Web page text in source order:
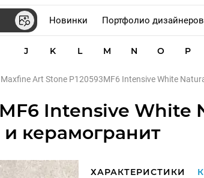
Новинки Портфолио дизайнеров
J K L M N O P
Art Stone P120593MF6 Intensive White
Intensive White
и керамогранит
ХАРАКТЕРИСТИКИ